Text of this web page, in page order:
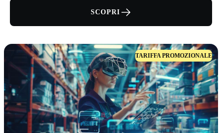
SCOPRI
TARIFFA PROMOZIONALE